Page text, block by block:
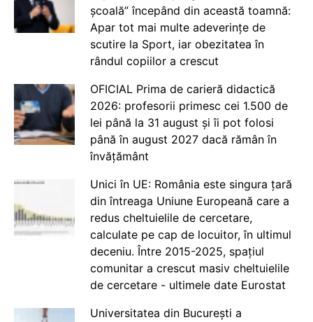
școală” începând din această toamnă:
Apar tot mai multe adeverințe de
scutire la Sport, iar obezitatea în
rândul copiilor a crescut
OFICIAL Prima de carieră didactică
2026: profesorii primesc cei 1.500 de
lei până la 31 august și îi pot folosi
până în august 2027 dacă rămân în
învățământ
Unici în UE: România este singura țară
din întreaga Uniune Europeană care a
redus cheltuielile de cercetare,
calculate pe cap de locuitor, în ultimul
deceniu. Între 2015-2025, spațiul
comunitar a crescut masiv cheltuielile
de cercetare - ultimele date Eurostat
Universitatea din București a